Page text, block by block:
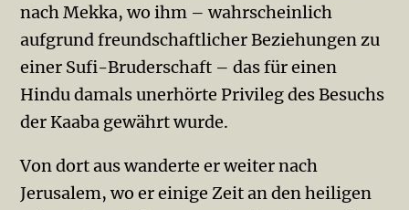
nach Mekka, wo ihm – wahrscheinlich
aufgrund freundschaftlicher Beziehungen zu
einer Sufi-Bruderschaft – das für einen
Hindu damals unerhörte Privileg des Besuchs
der Kaaba gewährt wurde.
Von dort aus wanderte er weiter nach
Jerusalem, wo er einige Zeit an den heiligen